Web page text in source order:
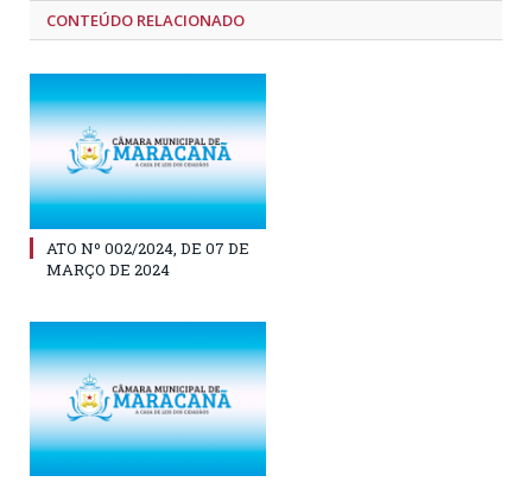
CONTEÚDO RELACIONADO
ATO Nº 002/2024, DE 07 DE
MARÇO DE 2024